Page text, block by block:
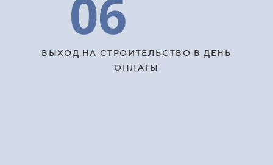
06
ВЫХОД НА СТРОИТЕЛЬСТВО В ДЕНЬ
ОПЛАТЫ